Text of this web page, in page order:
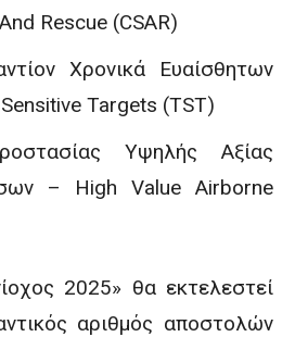
Rescue (CSAR)
Χρονικά Ευαίσθητων
Targets (TST)
Υψηλής Αξίας
– High Value Airborne
2025» θα εκτελεστεί
αριθμός αποστολών